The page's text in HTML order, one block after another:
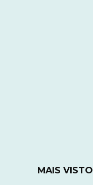
MAIS VISTO